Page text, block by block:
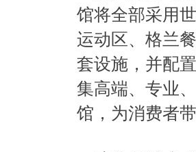
馆将全部采用
运动区、格兰
套设施，并配
集高端、专业
馆，为消费者